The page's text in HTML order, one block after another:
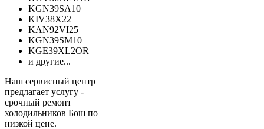
KGN39SA10
KIV38X22
KAN92VI25
KGN39SM10
KGE39XL2OR
и другие...
Наш сервисный центр
предлагает услугу -
срочный ремонт
холодильников Бош по
низкой цене.